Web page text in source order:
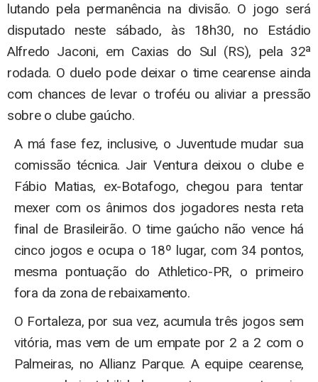
lutando pela permanência na divisão. O jogo será
disputado neste sábado, às 18h30, no Estádio
Alfredo Jaconi, em Caxias do Sul (RS), pela 32ª
rodada. O duelo pode deixar o time cearense ainda
com chances de levar o troféu ou aliviar a pressão
sobre o clube gaúcho.
A má fase fez, inclusive, o Juventude mudar sua
comissão técnica. Jair Ventura deixou o clube e
Fábio Matias, ex-Botafogo, chegou para tentar
mexer com os ânimos dos jogadores nesta reta
final de Brasileirão. O time gaúcho não vence há
cinco jogos e ocupa o 18º lugar, com 34 pontos,
mesma pontuação do Athletico-PR, o primeiro
fora da zona de rebaixamento.
O Fortaleza, por sua vez, acumula três jogos sem
vitória, mas vem de um empate por 2 a 2 com o
Palmeiras, no Allianz Parque. A equipe cearense,